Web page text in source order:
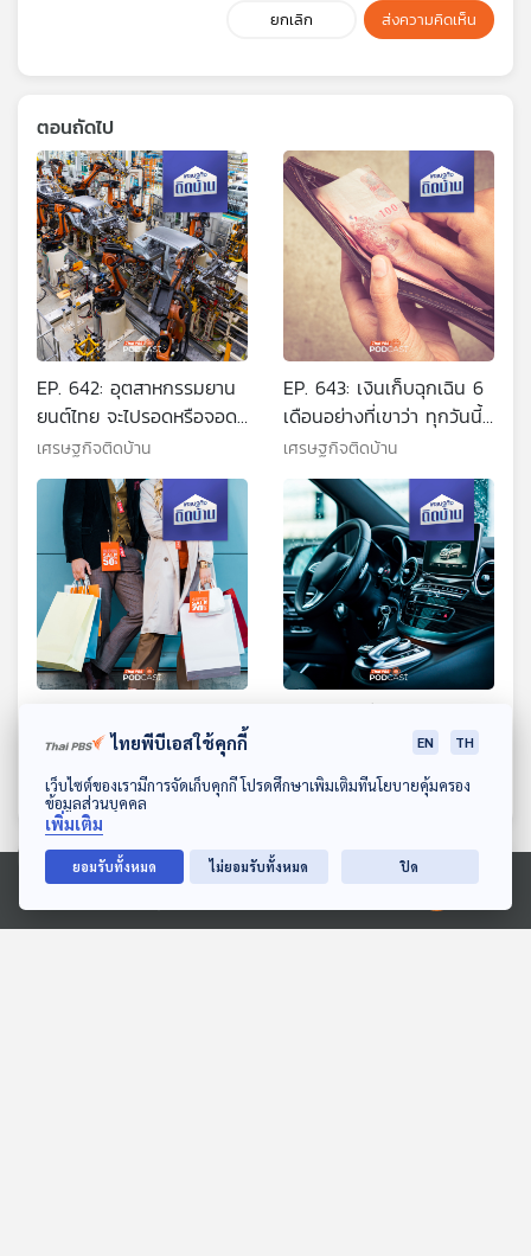
ดาวน์โหลด Thai PBS Podcast Application
Ⓒ 2020 องค์การกระจายเสียงและแพร่ภาพสาธารณะแห่งประเทศไทย
ยกเลิก ส่งความคิดเห็น
ตอนถัดไป
EP. 642: อุตสาหกรรมยาน
ยนต์ไทย จะไปรอดหรือจอด
ร่วง
เศรษฐกิจติดบ้าน
EP. 643: เงินเก็บฉุกเฉิน 6
เดือนอย่างที่เขาว่า ทุกวันนี้
เพียงพอจริงหรือ ?
เศรษฐกิจติดบ้าน
แต่ขายในราคาถูก ทำได้
อย่างไร ?
เศรษฐกิจติดบ้าน
ตลาด "รถยนต์ดีเซล" ในไทย
เศรษฐกิจติดบ้าน
ตอนที่เกี่ยวข้อง
ไทยพีบีเอสใช้คุกกี้ EN TH
เว็บไซต์ของเรามีการจัดเก็บคุกกี้ โปรดศึกษาเพิ่มเติมที่นโยบายคุ้มครอง
ข้อมูลส่วนบุคคล
เพิ่มเติม
ยอมรับทั้งหมด ไม่ยอมรับทั้งหมด ปิด